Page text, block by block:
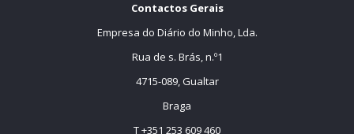
Contactos Gerais
Empresa do Diário do Minho, Lda.
Rua de s. Brás, n.º1
4715-089, Gualtar
Braga
T +351 253 609 460